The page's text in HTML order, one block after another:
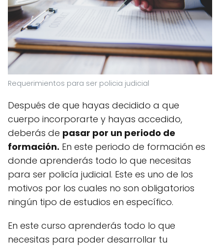
Requerimientos para ser policia judicial
Después de que hayas decidido a que
cuerpo incorporarte y hayas accedido,
deberás de pasar por un periodo de
formación. En este periodo de formación es
donde aprenderás todo lo que necesitas
para ser policía judicial. Este es uno de los
motivos por los cuales no son obligatorios
ningún tipo de estudios en específico.
En este curso aprenderás todo lo que
necesitas para poder desarrollar tu